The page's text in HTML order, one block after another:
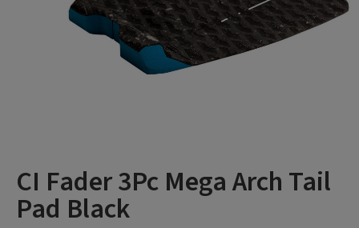
CI Fader 3Pc Mega Arch Tail
Pad Black